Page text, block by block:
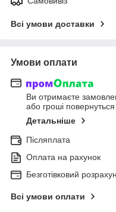
Всі умови доставки
Умови оплати
Ви отримаєте
або гроші
Детальніше
Післяплата
Оплата на рахунок
Безготівковий
Всі умови оплати